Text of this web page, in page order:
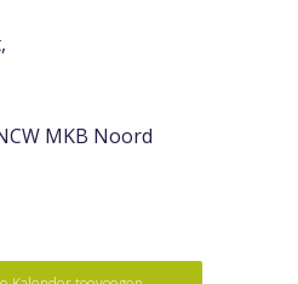
MKB Noord